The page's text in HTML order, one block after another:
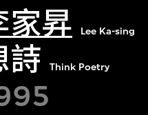
家昇 Lee Ka-sing
詩 Think Poetry